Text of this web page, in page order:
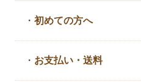
・初めての方へ
・ お支払い・送料